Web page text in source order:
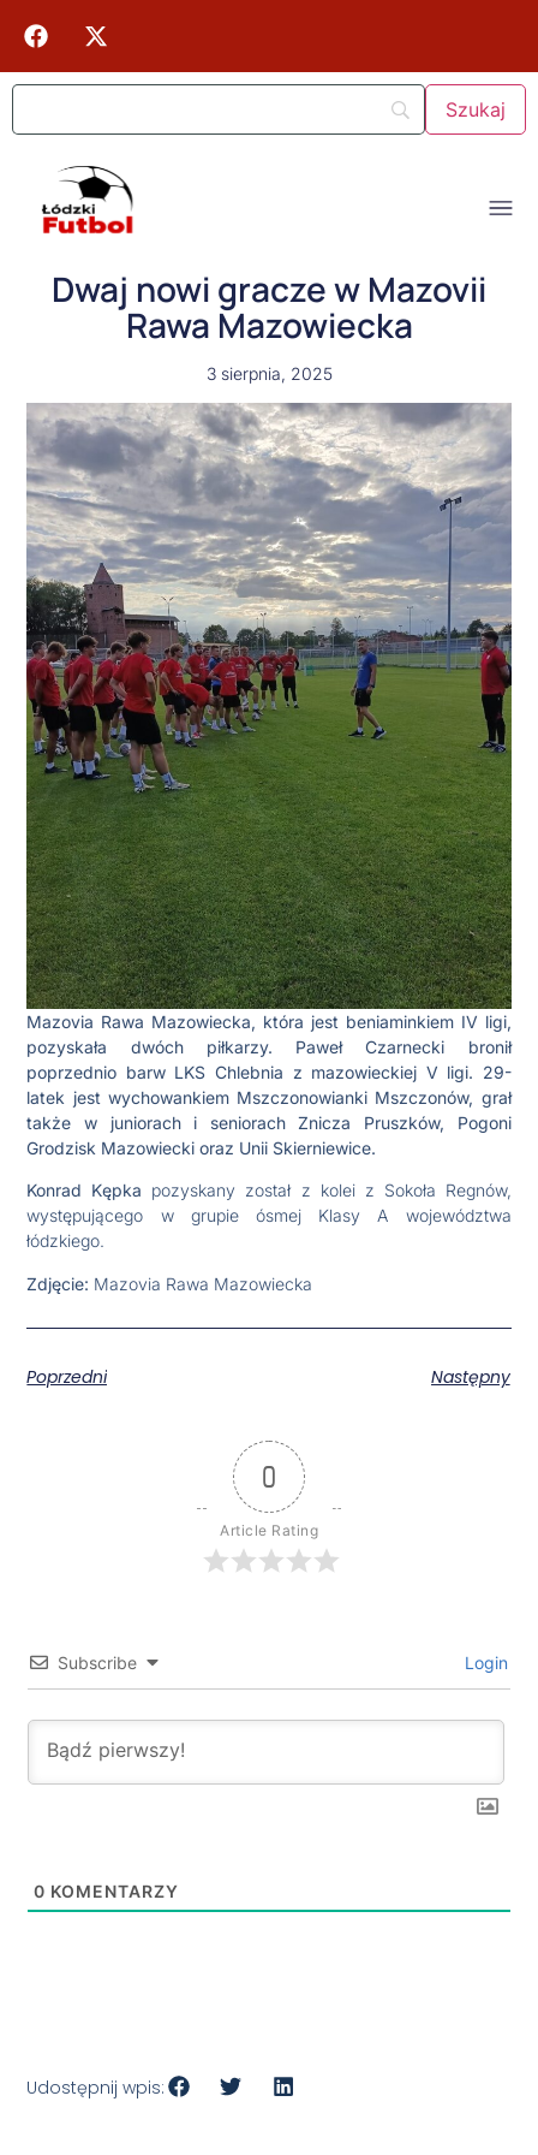
Dwaj nowi gracze w Mazovii
Rawa Mazowiecka
3 sierpnia, 2025
Mazovia Rawa Mazowiecka, która jest beniaminkiem IV ligi,
pozyskała dwóch piłkarzy. Paweł Czarnecki bronił
poprzednio barw LKS Chlebnia z mazowieckiej V ligi. 29-
latek jest wychowankiem Mszczonowianki Mszczonów, grał
także w juniorach i seniorach Znicza Pruszków, Pogoni
Grodzisk Mazowiecki oraz Unii Skierniewice.
Konrad Kępka pozyskany został z kolei z Sokoła Regnów,
występującego w grupie ósmej Klasy A województwa
łódzkiego.
Zdjęcie: Mazovia Rawa Mazowiecka
Poprzedni Następny
0
Article Rating
Subscribe Login
0 KOMENTARZY
Udostępnij wpis: